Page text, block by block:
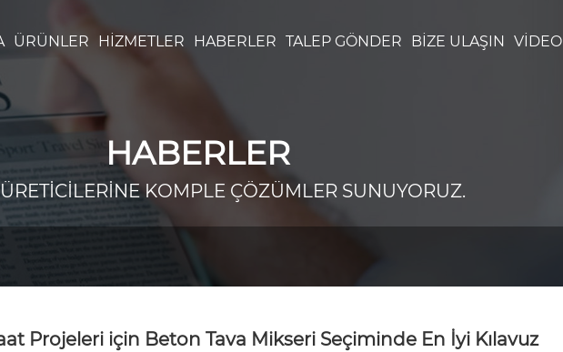
ÜRÜNLER HIZMETLER HABERLER TALEP GÖNDER BIZE ULAŞIN VIDEO
HABERLER
KOMPLE ÇÖZÜMLER SUNUYORUZ.
Projeleri için Beton Tava Mikseri Seçiminde En İyi Kılavuz